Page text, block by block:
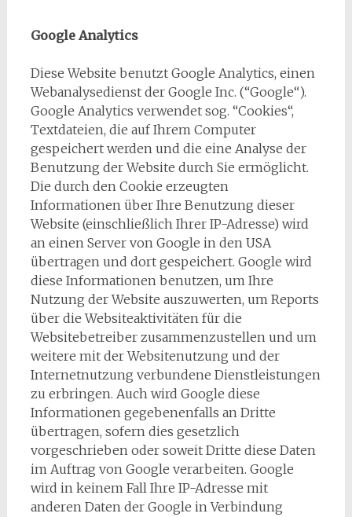
Google Analytics
Diese Website benutzt Google Analytics, einen
Webanalysedienst der Google Inc. (“Google“).
Google Analytics verwendet sog. “Cookies“,
Textdateien, die auf Ihrem Computer
gespeichert werden und die eine Analyse der
Benutzung der Website durch Sie ermöglicht.
Die durch den Cookie erzeugten
Informationen über Ihre Benutzung dieser
Website (einschließlich Ihrer IP-Adresse) wird
an einen Server von Google in den USA
übertragen und dort gespeichert. Google wird
diese Informationen benutzen, um Ihre
Nutzung der Website auszuwerten, um Reports
über die Websiteaktivitäten für die
Websitebetreiber zusammenzustellen und um
weitere mit der Websitenutzung und der
Internetnutzung verbundene Dienstleistungen
zu erbringen. Auch wird Google diese
Informationen gegebenenfalls an Dritte
übertragen, sofern dies gesetzlich
vorgeschrieben oder soweit Dritte diese Daten
im Auftrag von Google verarbeiten. Google
wird in keinem Fall Ihre IP-Adresse mit
anderen Daten der Google in Verbindung